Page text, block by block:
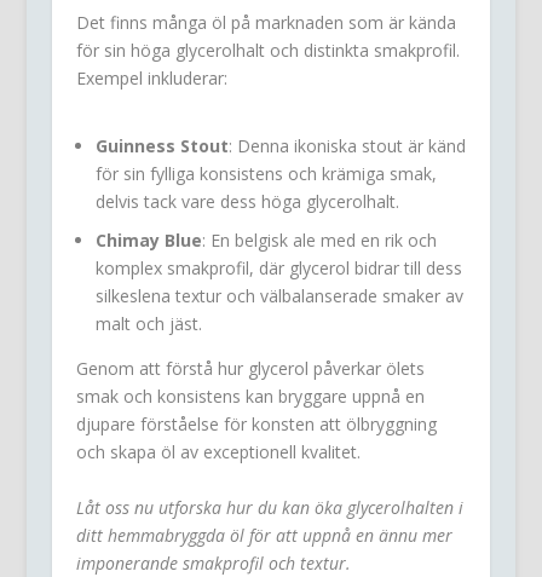
Det finns många öl på marknaden som är kända
för sin höga glycerolhalt och distinkta smakprofil.
Exempel inkluderar:
Guinness Stout: Denna ikoniska stout är känd
för sin fylliga konsistens och krämiga smak,
delvis tack vare dess höga glycerolhalt.
Chimay Blue: En belgisk ale med en rik och
komplex smakprofil, där glycerol bidrar till dess
silkeslena textur och välbalanserade smaker av
malt och jäst.
Genom att förstå hur glycerol påverkar ölets
smak och konsistens kan bryggare uppnå en
djupare förståelse för konsten att ölbryggning
och skapa öl av exceptionell kvalitet.
Låt oss nu utforska hur du kan öka glycerolhalten i
ditt hemmabryggda öl för att uppnå en ännu mer
imponerande smakprofil och textur.